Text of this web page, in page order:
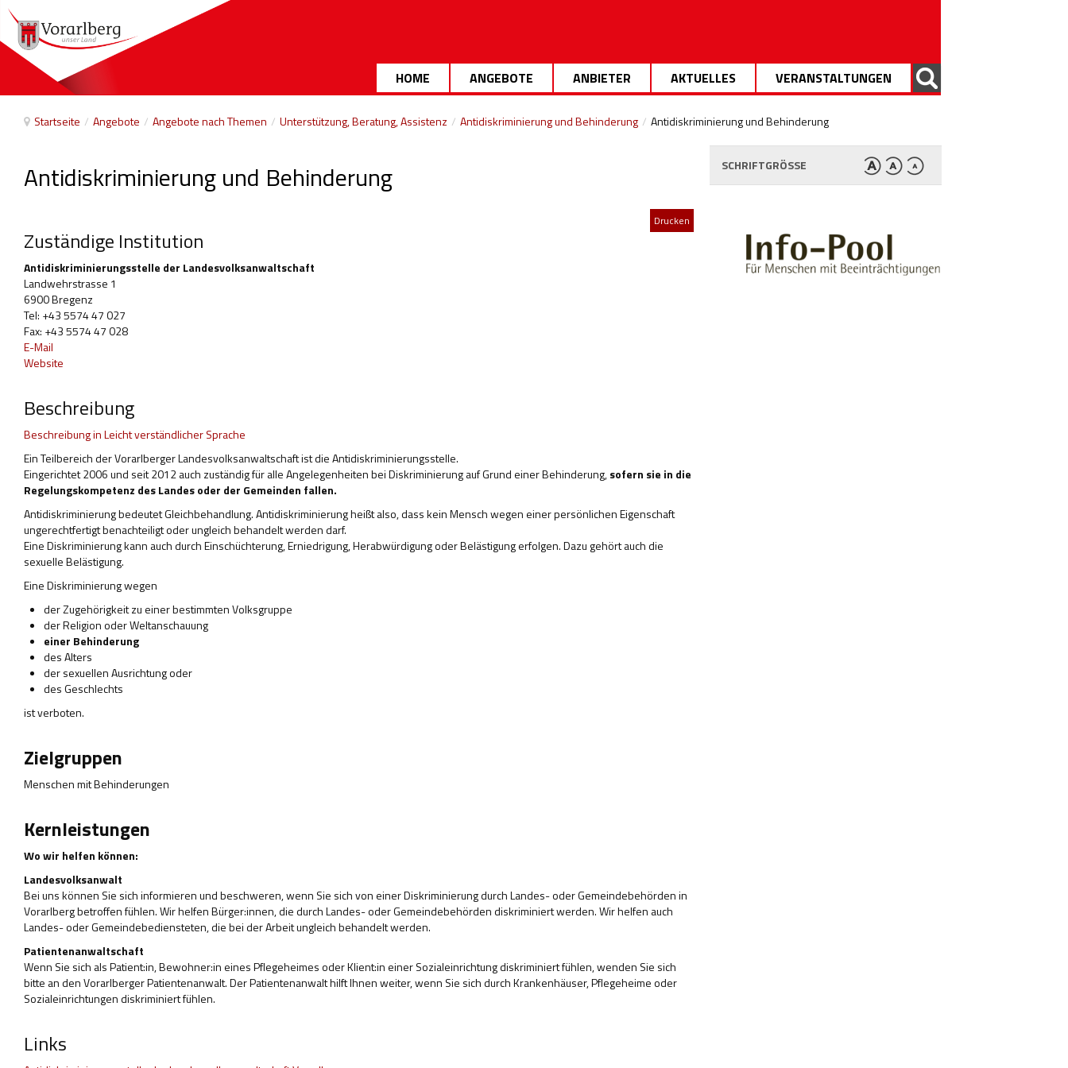
HOME ANGEBOTE ANBIETER AKTUELLES VERANSTALTUNGEN
Startseite / Angebote / Angebote nach Themen / Unterstützung, Beratung, Assistenz / Antidiskriminierung und Behinderung / Antidiskriminierung und Behinderung
Antidiskriminierung und Behinderung
Drucken
Zuständige Institution
Antidiskriminierungsstelle der Landesvolksanwaltschaft
Landwehrstrasse 1
6900 Bregenz
Tel: +43 5574 47 027
Fax: +43 5574 47 028
E-Mail
Website
Beschreibung
Beschreibung in Leicht verständlicher Sprache
Ein Teilbereich der Vorarlberger Landesvolksanwaltschaft ist die Antidiskriminierungsstelle.
Eingerichtet 2006 und seit 2012 auch zuständig für alle Angelegenheiten bei Diskriminierung auf Grund einer Behinderung,sofern sie in die
Regelungskompetenz des Landes oder der Gemeinden fallen.
Antidiskriminierung bedeutet Gleichbehandlung. Antidiskriminierung heißt also, dass kein Mensch wegen einer persönlichen Eigenschaft
ungerechtfertigt benachteiligt oder ungleich behandelt werden darf.
Eine Diskriminierung kann auch durch Einschüchterung, Erniedrigung, Herabwürdigung oder Belästigung erfolgen. Dazu gehört auch die
sexuelle Belästigung.
Eine Diskriminierung wegen
der Zugehörigkeit zu einer bestimmten Volksgruppe
der Religion oder Weltanschauung
einer Behinderung
des Alters
der sexuellen Ausrichtung oder
des Geschlechts
ist verboten.
Zielgruppen
Menschen mit Behinderungen
Kernleistungen
Wo wir helfen können:
Landesvolksanwalt
Bei uns können Sie sich informieren und beschweren, wenn Sie sich von einer Diskriminierung durch Landes- oder Gemeindebehörden in
Vorarlberg betroffen fühlen. Wir helfen Bürger:innen, die durch Landes- oder Gemeindebehörden diskriminiert werden. Wir helfen auch
Landes- oder Gemeindebediensteten, die bei der Arbeit ungleich behandelt werden.
Patientenanwaltschaft
Wenn Sie sich als Patient:in, Bewohner:in eines Pflegeheimes oder Klient:in einer Sozialeinrichtung diskriminiert fühlen, wenden Sie sich
bitte an den Vorarlberger Patientenanwalt. Der Patientenanwalt hilft Ihnen weiter, wenn Sie sich durch Krankenhäuser, Pflegeheime oder
Sozialeinrichtungen diskriminiert fühlen.
Links
SCHRIFTGRÖSSE